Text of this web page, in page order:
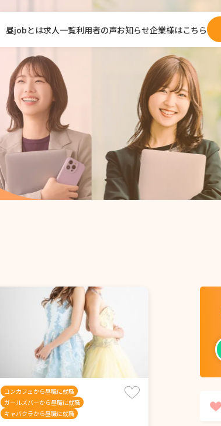
昼jobとは求人一覧利用者の声お知らせ企業様はこちら
コンカフェから昼職に就職
ガールズバーから昼職に就職
キャバクラから昼職に就職